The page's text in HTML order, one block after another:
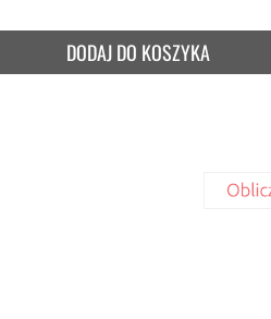
DODAJ DO KOSZYKA